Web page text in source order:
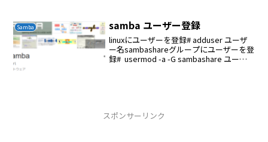
Samba samba ユーザー登録
linuxにユーザーを登録# adduser ユーザ
ー名sambashareグループにユーザーを登
録# usermod -a -G sambashare ユーザ
スポンサーリンク